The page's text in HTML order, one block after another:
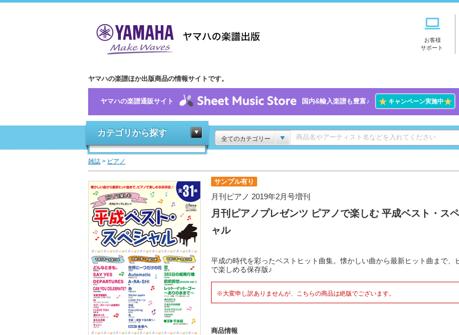
お客様
サポート
ヤマハの楽譜ほか出版商品の情報サイトです。
ヤマハの楽譜通販サイト 国内&輸入楽譜も豊富♪ ★キャンペーン実施中★
カテゴリから探す
全てのカテゴリー
雑誌 > ピアノ
サンプル有り
月刊ピアノ 2019年2月号増刊
月刊ピアノプレゼンツ ピアノで楽しむ 平成ベスト・ス
ャル
平成の時代を彩ったベストヒット曲集。懐かしい曲から最新ヒット曲まで、
で楽しめる保存版♪
※大変申し訳ありませんが、こちらの商品は絶版でございます。
商品情報